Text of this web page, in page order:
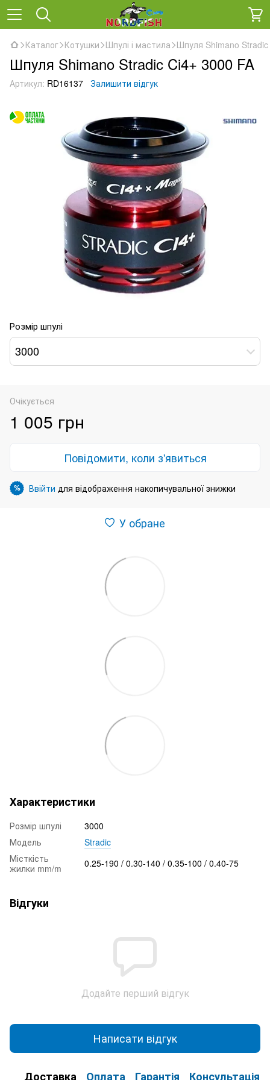
Каталог Котушки Шпулі і мастила Шпуля Shimano
Шпуля Shimano Stradic Ci4+ 3000 FA
Артикул: RD16137 Залишити відгук
Розмір шпулі
3000
Очікується
1 005 грн
Повідомити, коли з'явиться
% Ввійти для відображення накопичувальної знижки
У обране
Характеристики
Розмір шпулі
3000
Модель
Stradic
Місткість
жилки mm/m
0.25-190 / 0.30-140 / 0.35-100 / 0.40-75
Відгуки
Додайте перший відгук
Написати відгук
Доставка Оплата Гарантія Консультація